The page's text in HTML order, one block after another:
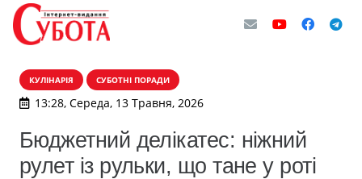
КУЛІНАРІЯ СУБОТНІ ПОРАДИ
13:28, Середа, 13 Травня, 2026
Бюджетний делікатес: ніжний
рулет із рульки, що тане у роті